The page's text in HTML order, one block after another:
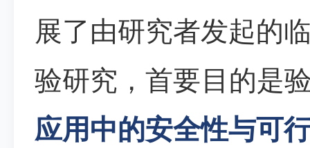
展了由研究者发起的
验研究，首要目的是
应用中的安全性与可